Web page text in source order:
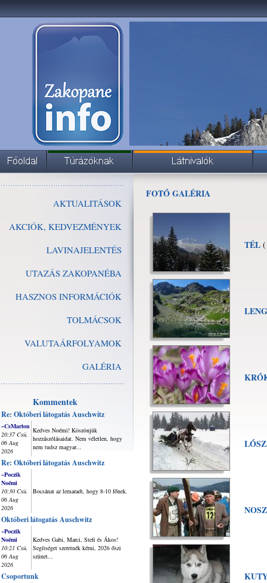
AKTUALITÁSOK
AKCIÓK, KEDVEZMÉNYEK
LAVINAJELENTÉS
UTAZÁS ZAKOPANÉBA
HASZNOS INFORMÁCIÓK
TOLMÁCSOK
VALUTAÁRFOLYAMOK
GALÉRIA
Kommentek
Re: Októberi látogatás Auschwitz
~CsMarton
20:37 Csü,
06 Aug
2026
Kedves Noémi! Köszönjük
hozzászólásaidat. Nem véletlen, hogy
nem tudsz magyar...
Re: Októberi látogatás Auschwitz
~Poczik
Noémi
10:30 Csü,
06 Aug
2026
Bocsánat az lemaradt, hogy 8-10 főnek.
Októberi látogatás Auschwitz
~Poczik
Noémi
10:21 Csü,
06 Aug
2026
Kedves Gabi, Marci, Stefi és Ákos!
Segítséget szeretnék kérni, 2026 őszi
szünet...
Csoportunk
FOTÓ GALÉRIA
TÉL